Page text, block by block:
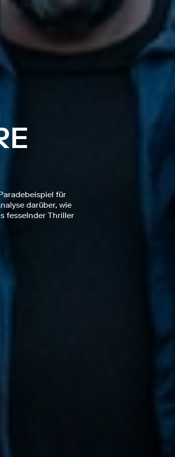
für
darüber, wie
fesselnder Thriller